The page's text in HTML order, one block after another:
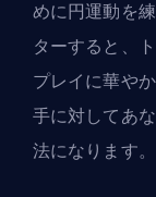
めに円運動を
ターすると、
プレイに華や
手に対してあ
法になります。